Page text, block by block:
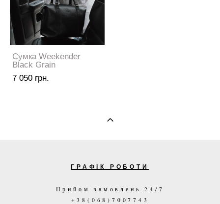
Сумка Weekender
Black Grain
7 050 грн.
ГРАФІК РОБОТИ
Прийом замовлень 24/7
+38(068)7007743